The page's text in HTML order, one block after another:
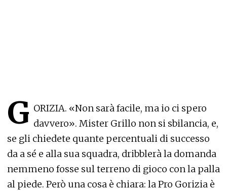
G ORIZIA. «Non sarà facile, ma io ci spero
davvero». Mister Grillo non si sbilancia, e,
se gli chiedete quante percentuali di successo
da a sé e alla sua squadra, dribblerà la domanda
nemmeno fosse sul terreno di gioco con la palla
al piede. Però una cosa è chiara: la Pro Gorizia è